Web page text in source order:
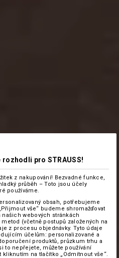
rozhodli pro STRAUSS!
z nakupování! Bezvadné funkce,
průběh – Toto jsou účely
používáme.
obsah, potřebujeme
vše“ budeme shromažďovat
webových stránkách
(včetně postupů založených na
z procesu objednávky. Tyto údaje
účelům: personalizované a
produktů, průzkum trhu a
to nepřejete, můžete používání
na tlačítko „Odmítnout vše“.